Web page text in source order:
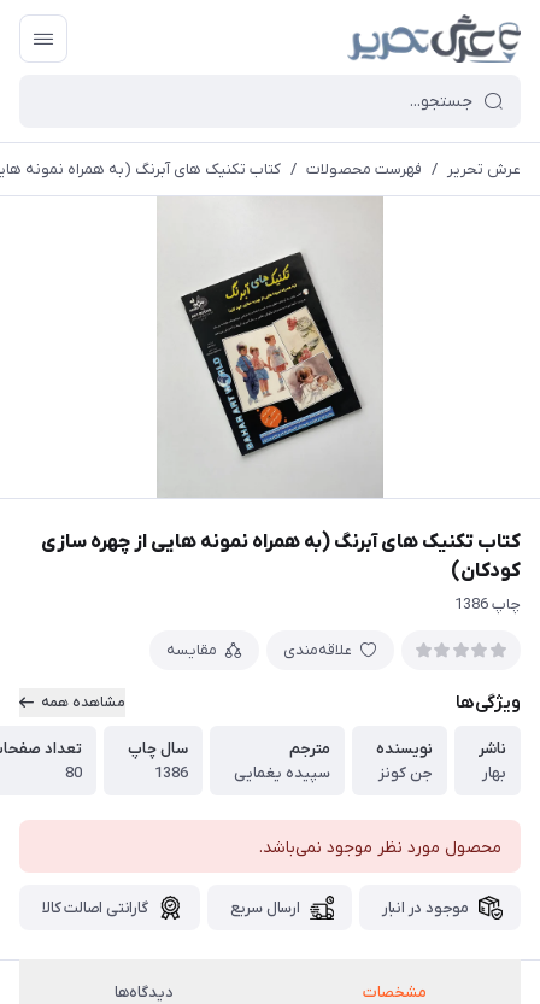
عرش تحریر / فهرست محصولات / کتاب تکنیک های آبرنگ (به همراه نمونه
کتاب تکنیک های آبرنگ (به همراه نمونه هایی از چهره سازی
کودکان)
چاپ 1386
علاقه‌مندی مقایسه
ویژگی‌ها مشاهده همه
ناشر
بهار
نویسنده
جن کونز
مترجم
سپیده یغمایی
سال چاپ
1386
تعداد
80
محصول مورد نظر موجود نمی‌باشد.
موجود در انبار ارسال سریع گارانتی اصالت کالا
مشخصات دیدگاه‌ها